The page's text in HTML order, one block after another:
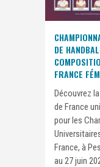
DE
FRANCE
Découvrez
de France
pour les
France, à
au 27 juin